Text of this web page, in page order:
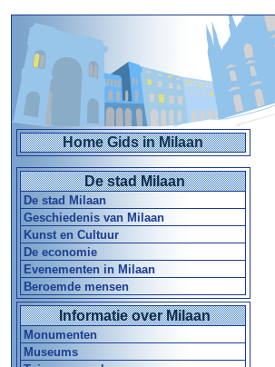
Home Gids in Milaan
De stad Milaan
De stad Milaan
Geschiedenis van Milaan
Kunst en Cultuur
De economie
Evenementen in Milaan
Beroemde mensen
Informatie over Milaan
Monumenten
Museums